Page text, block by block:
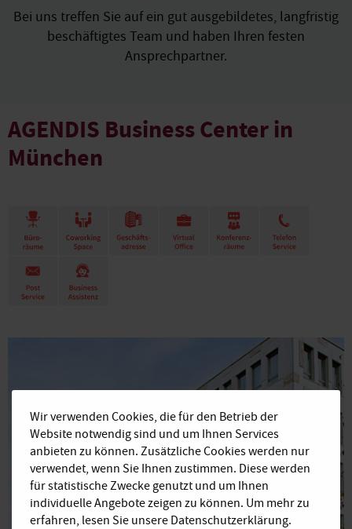
Bei uns treffen Sie auf ein gut ausgebildetes, langfristig
beschäftigtes Team und haben Ihren festen
Ansprechpartner.
AGENDIS Business Center in
München
Wir verwenden Cookies, die für den Betrieb der
Website notwendig sind und um Ihnen Services
anbieten zu können. Zusätzliche Cookies werden nur
verwendet, wenn Sie Ihnen zustimmen. Diese werden
für statistische Zwecke genutzt und um Ihnen
individuelle Angebote zeigen zu können. Um mehr zu
erfahren, lesen Sie unsere Datenschutzerklärung.